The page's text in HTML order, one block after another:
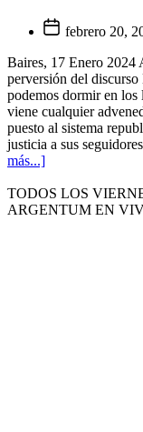
febrero 20,
Baires, 17 Enero 2024
perversión del
podemos dormir en los
viene cualquier
puesto al sistema
justicia a sus
más...]
TODOS LOS
ARGENTUM EN